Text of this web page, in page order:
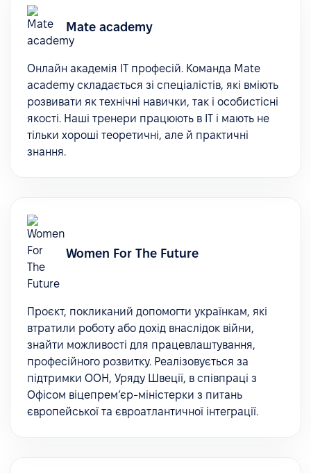
Mate academy
Онлайн академія ІТ професій. Команда Mate
academy складається зі спеціалістів, які вміють
розвивати як технічні навички, так і особистісні
якості. Наші тренери працюють в IT і мають не
тільки хороші теоретичні, але й практичні
знання.
Women For The Future
Проєкт, покликаний допомогти українкам, які
втратили роботу або дохід внаслідок війни,
знайти можливості для працевлаштування,
професійного розвитку. Реалізовується за
підтримки ООН, Уряду Швеції, в співпраці з
Офісом віцепрем’єр-міністерки з питань
європейської та євроатлантичної інтеграції.